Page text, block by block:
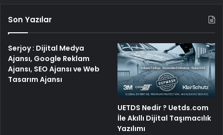
Son Yazılar
Serjoy : Dijital Medya
Ajansı, Google Reklam
Ajansı, SEO Ajansı ve Web
Tasarım Ajansı
UETDS Nedir ? Uetds.com
İle Akıllı Dijital Taşımacılık
Yazılımı